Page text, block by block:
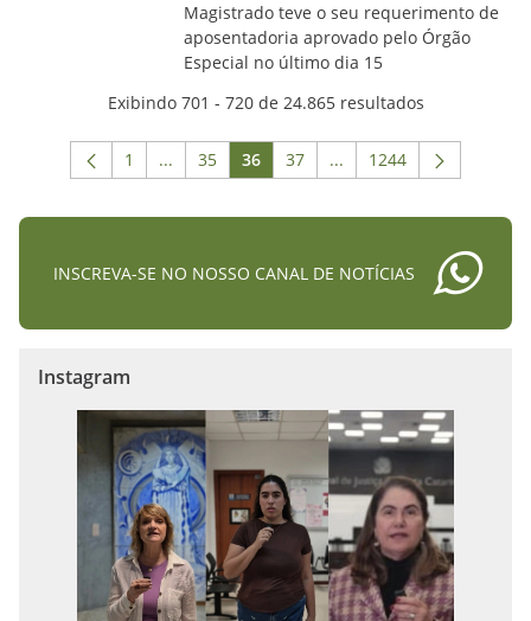
Magistrado teve o seu requerimento de
aposentadoria aprovado pelo Órgão
Especial no último dia 15
Exibindo 701 - 720 de 24.865 resultados
Página
1 ...Páginas intermediárias Usar ABA para
Página
35 Página
36 Página
37 ...Páginas intermediárias
Página
1244
INSCREVA-SE NO NOSSO CANAL DE NOTÍCIAS
Instagram